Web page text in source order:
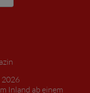
2026
Inland ab einem